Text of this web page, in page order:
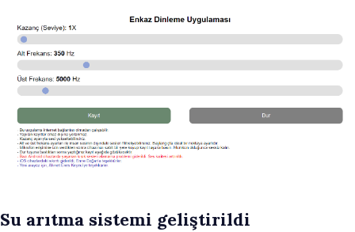
Su arıtma sistemi geliştirildi